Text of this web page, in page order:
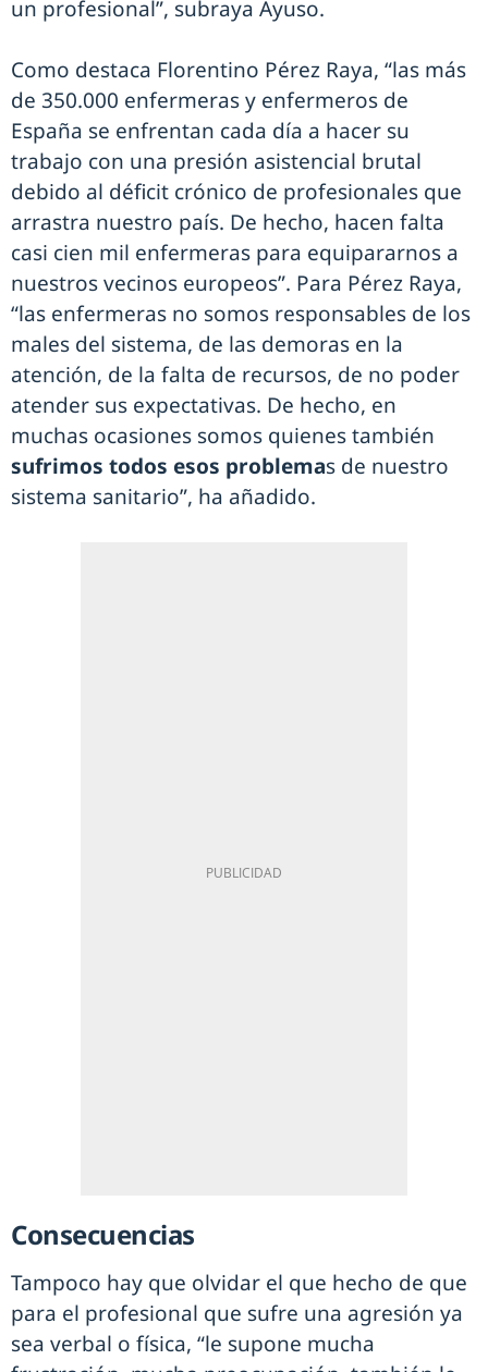
un profesional”, subraya Ayuso.
Como destaca Florentino Pérez Raya, “las más
de 350.000 enfermeras y enfermeros de
España se enfrentan cada día a hacer su
trabajo con una presión asistencial brutal
debido al déficit crónico de profesionales que
arrastra nuestro país. De hecho, hacen falta
casi cien mil enfermeras para equipararnos a
nuestros vecinos europeos”. Para Pérez Raya,
“las enfermeras no somos responsables de los
males del sistema, de las demoras en la
atención, de la falta de recursos, de no poder
atender sus expectativas. De hecho, en
muchas ocasiones somos quienes también
sufrimos todos esos problemas de nuestro
sistema sanitario”, ha añadido.
Consecuencias
Tampoco hay que olvidar el que hecho de que
para el profesional que sufre una agresión ya
sea verbal o física, “le supone mucha